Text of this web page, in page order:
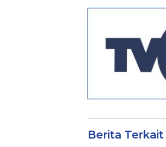
Berita Terkait